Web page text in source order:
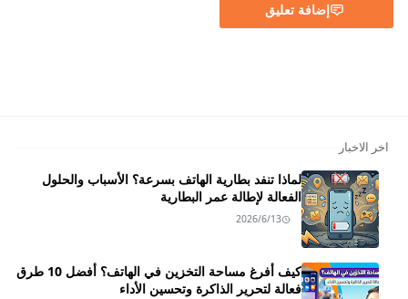
إضافة تعليق
اخر الاخبار
لماذا تنفد بطارية الهاتف بسرعة؟ الأسباب والحلول
الفعالة لإطالة عمر البطارية
2026/6/13
كيف أفرغ مساحة التخزين في الهاتف؟ أفضل 10 طرق
فعالة لتحرير الذاكرة وتحسين الأداء